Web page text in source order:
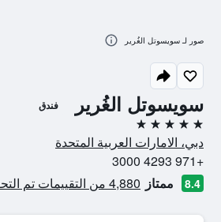
سويسوتل الغُرير فندق
5 نجوم
دبي، الامارات العربية المتحدة
+971 4293 3000
8.4 ممتاز 4,880 من التقييمات تم التحقق منها
صور لـ سويسوتل الغُرير